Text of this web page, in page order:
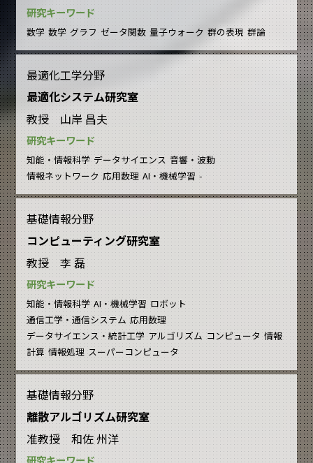
研究キーワード
数学 数学 グラフ ゼータ関数 量子ウォーク 群の表現 群論
最適化工学分野
最適化システム研究室
教授 山岸 昌夫
研究キーワード
知能・情報科学 データサイエンス 音響・波動
情報ネットワーク 応用数理 AI・機械学習 -
基礎情報分野
コンピューティング研究室
教授 李 磊
研究キーワード
知能・情報科学 AI・機械学習 ロボット
通信工学・通信システム 応用数理
データサイエンス・統計工学 アルゴリズム コンピュータ 情報
計算 情報処理 スーパーコンピュータ
基礎情報分野
離散アルゴリズム研究室
准教授 和佐 州洋
研究キーワード